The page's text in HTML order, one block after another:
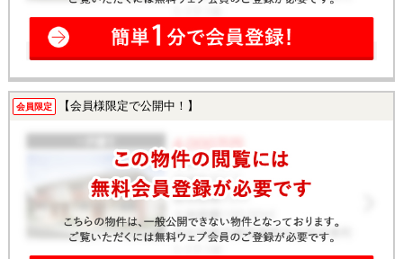
会員限定 【会員様限定で公開中！】